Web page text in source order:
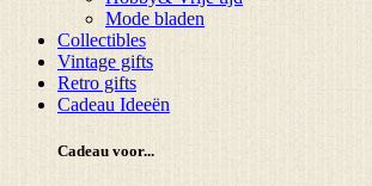
Mode bladen
Collectibles
Vintage gifts
Retro gifts
Cadeau Ideeën
Cadeau voor...